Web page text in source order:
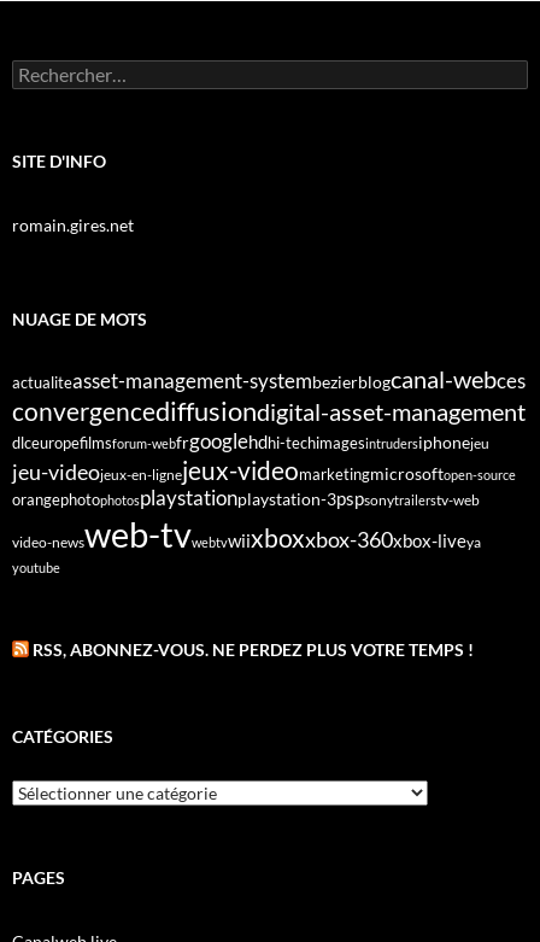
Rechercher :
SITE D'INFO
romain.gires.net
NUAGE DE MOTS
actualiteasset-management-systembezierblogcanal-webces
convergencediffusiondigital-asset-management
dlceuropefilmsforum-webfrgooglehdhi-techimagesintrudersiphonejeu
jeu-videojeux-en-lignejeux-videomarketingmicrosoftopen-source
orangephotophotosplaystationplaystation-3pspsonytrailerstv-web
video-newsweb-tvwebtvwiixboxxbox-360xbox-liveya
youtube
RSS, ABONNEZ-VOUS. NE PERDEZ PLUS VOTRE TEMPS !
CATÉGORIES
Catégories
PAGES